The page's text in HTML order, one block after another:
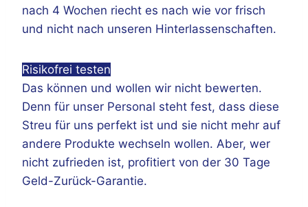
nach 4 Wochen riecht es nach wie vor frisch
und nicht nach unseren Hinterlassenschaften.
Risikofrei testen
Das können und wollen wir nicht bewerten.
Denn für unser Personal steht fest, dass diese
Streu für uns perfekt ist und sie nicht mehr auf
andere Produkte wechseln wollen. Aber, wer
nicht zufrieden ist, profitiert von der 30 Tage
Geld-Zurück-Garantie.